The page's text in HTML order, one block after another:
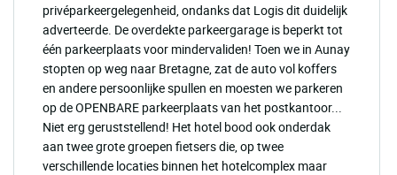
privéparkeergelegenheid, ondanks dat Logis dit duidelijk
adverteerde. De overdekte parkeergarage is beperkt tot
één parkeerplaats voor mindervaliden! Toen we in Aunay
stopten op weg naar Bretagne, zat de auto vol koffers
en andere persoonlijke spullen en moesten we parkeren
op de OPENBARE parkeerplaats van het postkantoor...
Niet erg geruststellend! Het hotel bood ook onderdak
aan twee grote groepen fietsers die, op twee
verschillende locaties binnen het hotelcomplex maar